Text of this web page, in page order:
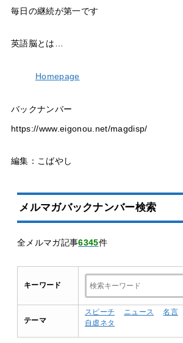
毎日の継続が第一です
英語脳とは…
Homepage
バックナンバー
https://www.eigonou.net/magdisp/
編集：こばやし
メルマガバックナンバー検索
全メルマガ記事6345件
キーワード
テーマ
スピーチ ニュース 名言
自虐ネタ